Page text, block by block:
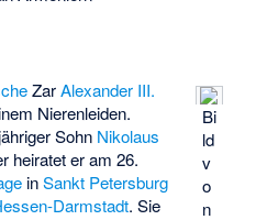
Bi
ld
v
o
n
ZarAlexander III.
Nierenleiden.
Sohn Nikolaus
heiratet er am 26.
inSankt Petersburg
Darmstadt. Sie